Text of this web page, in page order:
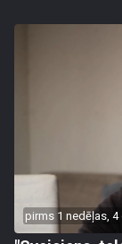
pirms 1 nedēļas, 4